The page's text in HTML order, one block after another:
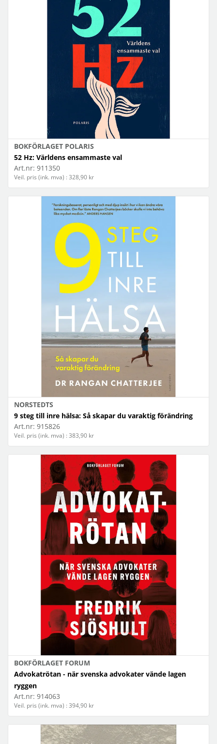
BOKFÖRLAGET POLARIS
52 Hz: Världens ensammaste val
Art.nr: 911350
Veil. pris (ink. mva) : 328,90 kr
NORSTEDTS
9 steg till inre hälsa: Så skapar du varaktig förändring
Art.nr: 915826
Veil. pris (ink. mva) : 383,90 kr
BOKFÖRLAGET FORUM
Advokatrötan - när svenska advokater vände lagen
ryggen
Art.nr: 914063
Veil. pris (ink. mva) : 394,90 kr